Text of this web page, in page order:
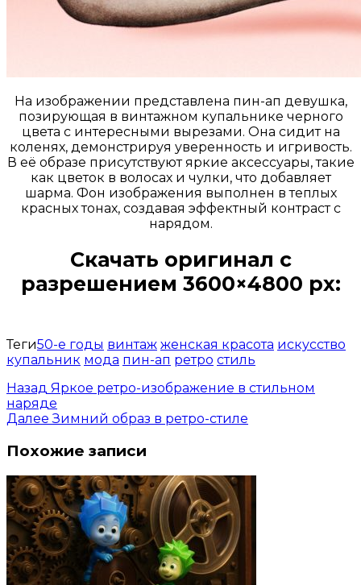
На изображении представлена пин-ап девушка,
позирующая в винтажном купальнике черного
цвета с интересными вырезами. Она сидит на
коленях, демонстрируя уверенность и игривость.
В её образе присутствуют яркие аксессуары, такие
как цветок в волосах и чулки, что добавляет
шарма. Фон изображения выполнен в теплых
красных тонах, создавая эффектный контраст с
нарядом.
Скачать оригинал с
разрешением 3600×4800 px:
Теги50-е годы винтаж женская красота искусство
купальник мода пин-ап ретро стиль
Назад Яркое ретро-изображение в стильном
наряде
Далее Зимний образ в ретро-стиле
Похожие записи